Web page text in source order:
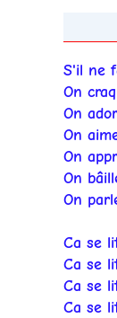
S'il ne
On
On
On
On
On
On
Ca se
Ca se
Ca se
Ca se